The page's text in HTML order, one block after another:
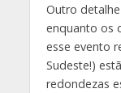
Outro
enquanto os
esse evento
Sudeste!)
redondezas